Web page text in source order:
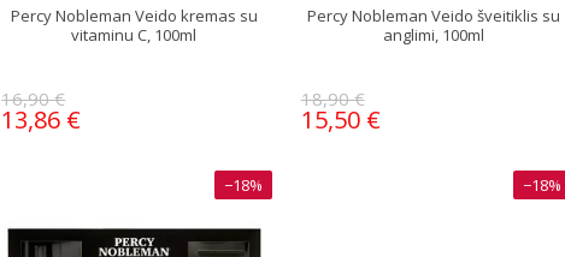
Percy Nobleman Veido kremas su
vitaminu C, 100ml
16,90 €
13,86 €
Percy Nobleman Veido šveitiklis su
anglimi, 100ml
18,90 €
15,50 €
−18% −18%